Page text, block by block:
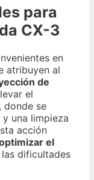
para
CX-3
en
atribuyen al
de
el
donde se
una limpieza
acción
el
dificultades